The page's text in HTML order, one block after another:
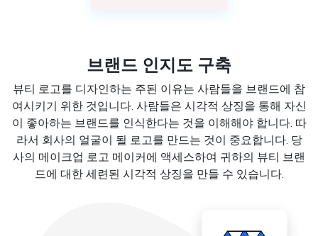
브랜드 인지도 구축
뷰티 로고를 디자인하는 주된 이유는 사람들을 브랜드에 참
여시키기 위한 것입니다. 사람들은 시각적 상징을 통해 자신
이 좋아하는 브랜드를 인식한다는 것을 이해해야 합니다. 따
라서 회사의 얼굴이 될 로고를 만드는 것이 중요합니다. 당
사의 메이크업 로고 메이커에 액세스하여 귀하의 뷰티 브랜
드에 대한 세련된 시각적 상징을 만들 수 있습니다.